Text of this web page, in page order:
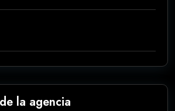
la agencia